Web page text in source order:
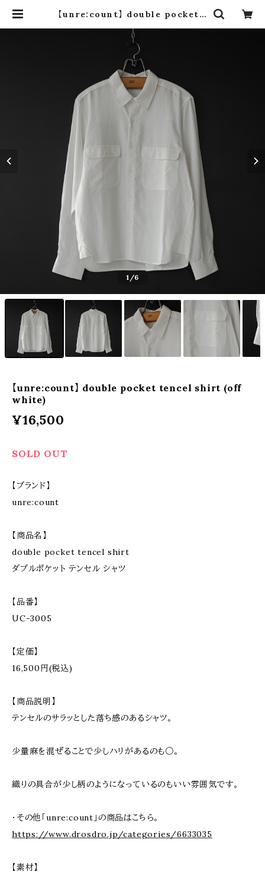
【unre:count】 double pocket t
dro
1 /6
【unre:count】 double pocket tencel shirt (off
white)
¥16,500
SOLD OUT
【ブランド】
unre:count
【商品名】
double pocket tencel shirt
ダブルポケット テンセル シャツ
【品番】
UC-3005
【定価】
16,500円(税込)
【商品説明】
テンセルのサラッとした落ち感のあるシャツ。
少量麻を混ぜることで少しハリがあるのも○。
織りの具合が少し柄のようになっているのもいい雰囲気です。
・その他「unre:count」の商品はこちら。
https://www.drosdro.jp/categories/6633035
【素材】